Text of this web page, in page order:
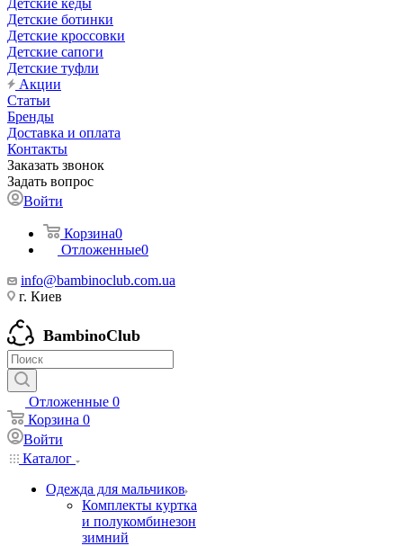
Детские кеды
Детские ботинки
Детские кроссовки
Детские сапоги
Детские туфли
Акции
Статьи
Бренды
Доставка и оплата
Контакты
Заказать звонок
Задать вопрос
Войти
Корзина0
Отложенные0
info@bambinoclub.com.ua
г. Киев
BambinoClub
Отложенные 0
Корзина 0
Войти
Каталог
Одежда для мальчиков
Комплекты куртка
и полукомбинезон
зимний